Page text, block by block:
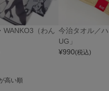
WANKO3（わん 今治タオル／
UG」
¥990(税込)
高い順